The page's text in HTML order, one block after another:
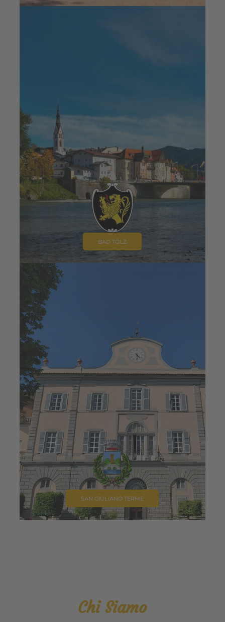
BAD TÖLZ
SAN GIULIANO TERME
Chi Siamo